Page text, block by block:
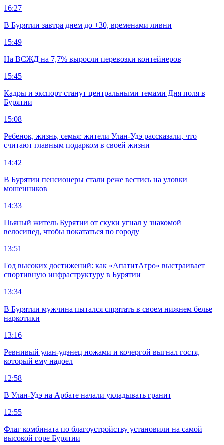
16:27
В Бурятии завтра днем до +30, временами ливни
15:49
На ВСЖД на 7,7% выросли перевозки контейнеров
15:45
Кадры и экспорт станут центральными темами Дня поля в
Бурятии
15:08
Ребенок, жизнь, семья: жители Улан-Удэ рассказали, что
считают главным подарком в своей жизни
14:42
В Бурятии пенсионеры стали реже вестись на уловки
мошенников
14:33
Пьяный житель Бурятии от скуки угнал у знакомой
велосипед, чтобы покататься по городу
13:51
Год высоких достижений: как «АпатитАгро» выстраивает
спортивную инфраструктуру в Бурятии
13:34
В Бурятии мужчина пытался спрятать в своем нижнем белье
наркотики
13:16
Ревнивый улан-удэнец ножами и кочергой выгнал гостя,
который ему надоел
12:58
В Улан-Удэ на Арбате начали укладывать гранит
12:55
Флаг комбината по благоустройству установили на самой
высокой горе Бурятии